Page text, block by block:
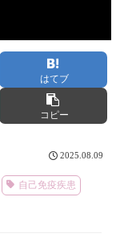
はてブ
コピー
2025.08.09
自己免疫疾患